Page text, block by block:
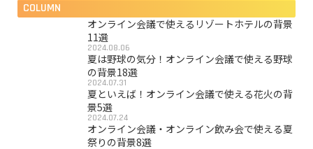
COLUMN
オンライン会議で使えるリゾートホテルの背景
11選
2024.08.06
夏は野球の気分！オンライン会議で使える野球
の背景18選
2024.07.31
夏といえば！オンライン会議で使える花火の背
景5選
2024.07.24
オンライン会議・オンライン飲み会で使える夏
祭りの背景8選